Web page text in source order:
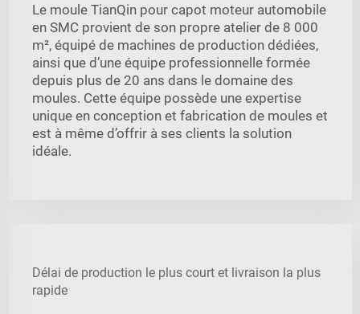
Le moule TianQin pour capot moteur automobile
en SMC provient de son propre atelier de 8 000
m², équipé de machines de production dédiées,
ainsi que d’une équipe professionnelle formée
depuis plus de 20 ans dans le domaine des
moules. Cette équipe possède une expertise
unique en conception et fabrication de moules et
est à même d’offrir à ses clients la solution
idéale.
Délai de production le plus court et livraison la plus
rapide